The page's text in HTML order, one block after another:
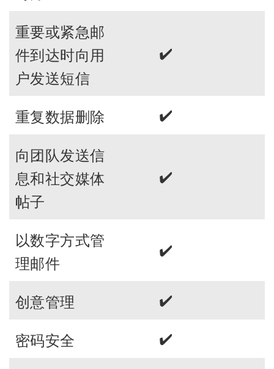
重要或紧急邮
件到达时向用
户发送短信
✔️
重复数据删除
✔️
向团队发送信
息和社交媒体
帖子
✔️
以数字方式管
理邮件
✔️
创意管理
✔️
密码安全
✔️